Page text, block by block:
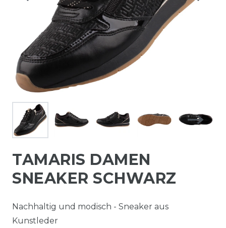
TAMARIS DAMEN
SNEAKER SCHWARZ
Nachhaltig und modisch - Sneaker aus
Kunstleder